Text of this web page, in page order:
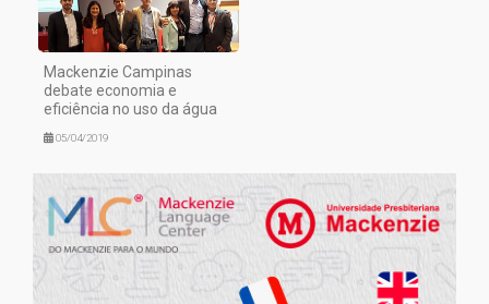
Mackenzie Campinas
debate economia e
eficiência no uso da água
05/04/2019